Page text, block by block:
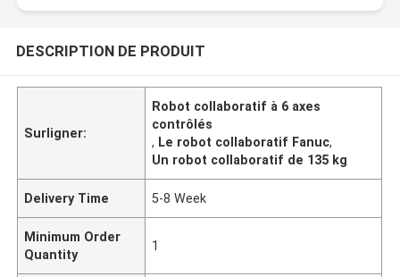
DESCRIPTION DE PRODUIT
Surligner:
Robot collaboratif à 6 axes
contrôlés
, Le robot collaboratif Fanuc,
Un robot collaboratif de 135 kg
Delivery Time 5-8 Week
Minimum Order
Quantity
1